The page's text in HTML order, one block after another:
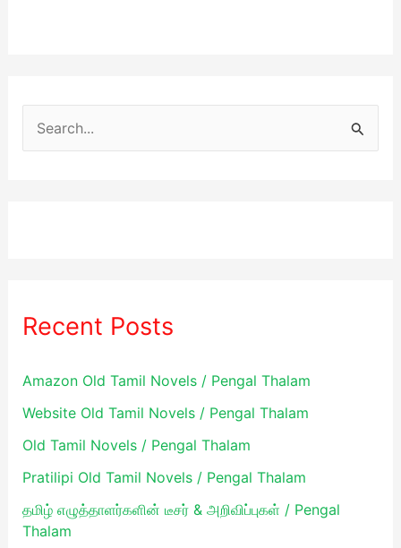
o
:
Recent Posts
Amazon Old Tamil Novels / Pengal Thalam
Website Old Tamil Novels / Pengal Thalam
Old Tamil Novels / Pengal Thalam
Pratilipi Old Tamil Novels / Pengal Thalam
தமிழ் எழுத்தாளர்களின் டீசர் & அறிவிப்புகள் / Pengal
Thalam